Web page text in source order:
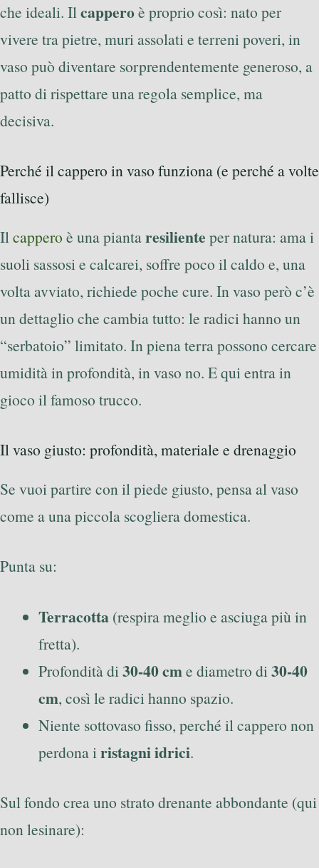
che ideali. Ilcapperoè proprio così: nato per
vivere tra pietre, muri assolati e terreni poveri, in
vaso può diventare sorprendentemente generoso, a
patto di rispettare una regola semplice, ma
decisiva.
Perché il cappero in vaso funziona (e perché a volte
fallisce)
Ilcappero è una piantaresiliente per natura: ama i
suoli sassosi e calcarei, soffre poco il caldo e, una
volta avviato, richiede poche cure. In vaso però c’è
un dettaglio che cambia tutto: le radici hanno un
“serbatoio” limitato. In piena terra possono cercare
umidità in profondità, in vaso no. E qui entra in
gioco il famoso trucco.
Il vaso giusto: profondità, materiale e drenaggio
Se vuoi partire con il piede giusto, pensa al vaso
come a una piccola scogliera domestica.
Punta su:
Terracotta (respira meglio e asciuga più in
fretta).
Profondità di 30-40 cme diametro di 30-40
cm, così le radici hanno spazio.
Niente sottovaso fisso, perché il cappero non
perdona i ristagni idrici.
Sul fondo crea uno strato drenante abbondante (qui
non lesinare):